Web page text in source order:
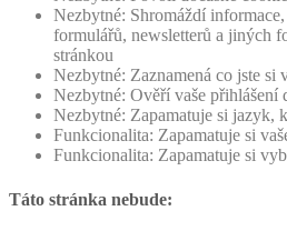
Nezbytné: Shromáždí
formulářů, newsletterů a jiných
stránkou
Nezbytné: Zaznamená co jste
Nezbytné: Ověří vaše přihlášení
Nezbytné: Zapamatuje si jazyk,
Funkcionalita: Zapamatuje si
Funkcionalita: Zapamatuje si
Táto stránka nebude: